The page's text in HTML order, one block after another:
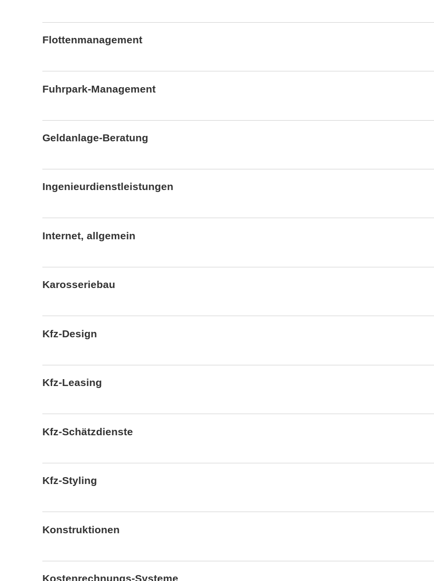
Flottenmanagement
Fuhrpark-Management
Geldanlage-Beratung
Ingenieurdienstleistungen
Internet, allgemein
Karosseriebau
Kfz-Design
Kfz-Leasing
Kfz-Schätzdienste
Kfz-Styling
Konstruktionen
Kostenrechnungs-Systeme